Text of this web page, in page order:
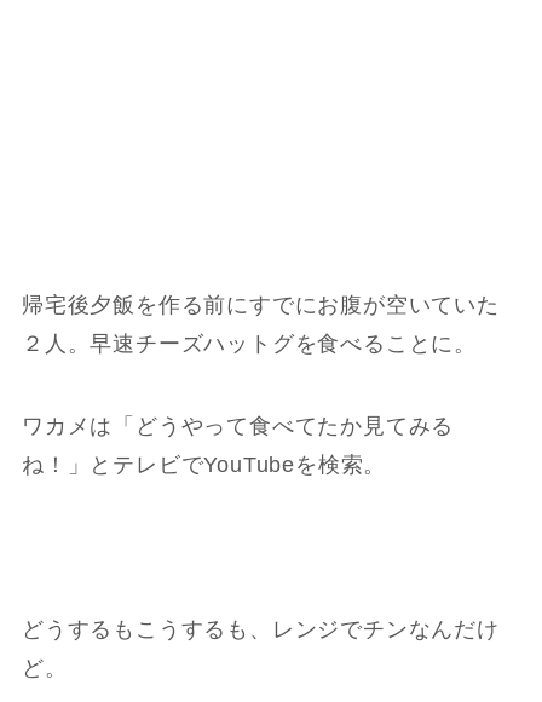
帰宅後夕飯を作る前にすでにお腹が空いていた
２人。早速チーズハットグを食べることに。
ワカメは「どうやって食べてたか見てみる
ね！」とテレビでYouTubeを検索。
どうするもこうするも、レンジでチンなんだけ
ど。